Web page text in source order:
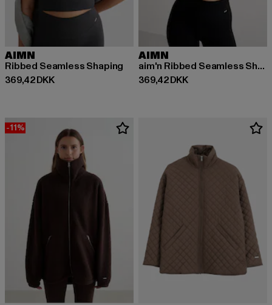
AIMN
Ribbed Seamless Shaping
369,42 DKK
Nuværende pris: 369,42 DKK
AIMN
aim'n Ribbed Seamless Shaping Bralette
369,42 DKK
Nuværende pris: 369,42 DKK
-11%